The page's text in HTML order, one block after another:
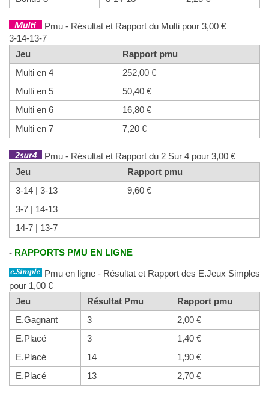
Pmu - Résultat et Rapport du Multi pour 3,00 €
3-14-13-7
Jeu
Rapport pmu
Multi en 4
252,00 €
Multi en 5
50,40 €
Multi en 6
16,80 €
Multi en 7
7,20 €
Pmu - Résultat et Rapport du 2 Sur 4 pour 3,00 €
Jeu
Rapport pmu
3-14 | 3-13
9,60 €
3-7 | 14-13
14-7 | 13-7
- RAPPORTS PMU EN LIGNE
Pmu en ligne - Résultat et Rapport des E.Jeux Simples
pour 1,00 €
Jeu
Résultat Pmu
Rapport pmu
E.Gagnant
3
2,00 €
E.Placé
3
1,40 €
E.Placé
14
1,90 €
E.Placé
13 2,70 €